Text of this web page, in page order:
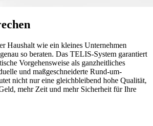
Haushalt wie ein kleines Unternehmen
so beraten. Das TELIS-System garantiert
Vorgehensweise als ganzheitliches
und maßgeschneiderte Rund-um-
nicht nur eine gleichbleibend hohe Qualität,
mehr Zeit und mehr Sicherheit für Ihre